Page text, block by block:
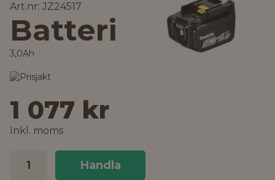
Art.nr: JZ24517
Batteri
3,0Ah
1 077 kr
Inkl. moms
Handla